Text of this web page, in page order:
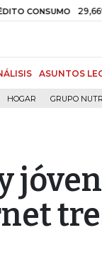
29,66%
ASUNTOS
HOGAR GRUPO